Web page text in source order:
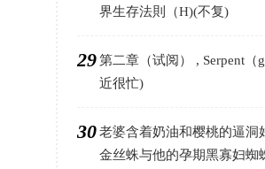
界生存法則（H)(不复)
29第二章（试阅） , Serpent（
近很忙)
30老婆含着奶油和樱桃的逼洞
金丝蛛与他的孕期黑寡妇蜘